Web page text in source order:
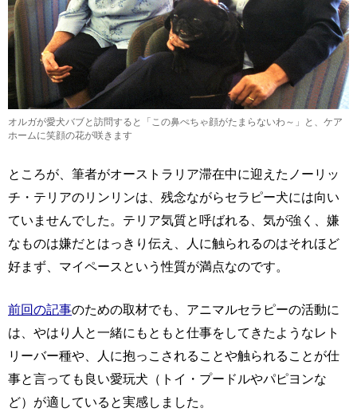
オルガが愛犬バブと訪問すると「この鼻ぺちゃ顔がたまらないわ～」と、ケア
ホームに笑顔の花が咲きます
ところが、筆者がオーストラリア滞在中に迎えたノーリッ
チ・テリアのリンリンは、残念ながらセラピー犬には向い
ていませんでした。テリア気質と呼ばれる、気が強く、嫌
なものは嫌だとはっきり伝え、人に触られるのはそれほど
好まず、マイペースという性質が満点なのです。
前回の記事のための取材でも、アニマルセラピーの活動に
は、やはり人と一緒にもともと仕事をしてきたようなレト
リーバー種や、人に抱っこされることや触られることが仕
事と言っても良い愛玩犬（トイ・プードルやパピヨンな
ど）が適していると実感しました。